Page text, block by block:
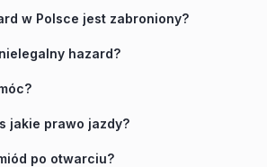
w Polsce jest zabroniony?
hazard?
jakie prawo jazdy?
po otwarciu?